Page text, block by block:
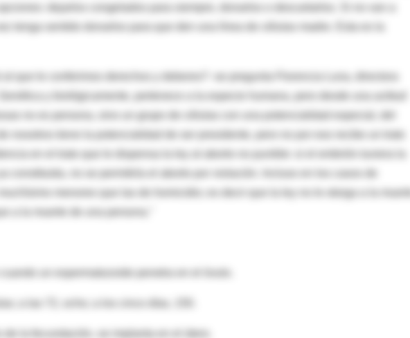
dejarlos congelados para siempre, donarlos o descartarlos. Si no van a
tenga sentido donarlos para que den una línea de células madre. Esta es la
que le conferimos derechos y deberes? -se pregunta Florencia Luna, directora
y biológicamente, pertenece a la especie humana, pero desde una actitud
no es persona, sino un grupo de células con una potencialidad especial, del
constituida, no se permitiría el aborto por violación. Incluso en los casos de
menores que las de homicidio; es decir que la ley no le otorga a la muerte
a la muerte de una persona."
un espermatozoide penetra en el óvulo.